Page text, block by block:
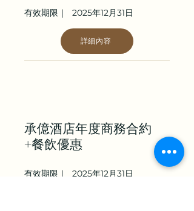
有效期限｜ 2025年12月31日
詳細內容
承億酒店年度商務合約
+餐飲優惠
有效期限｜ 2025年12月31日